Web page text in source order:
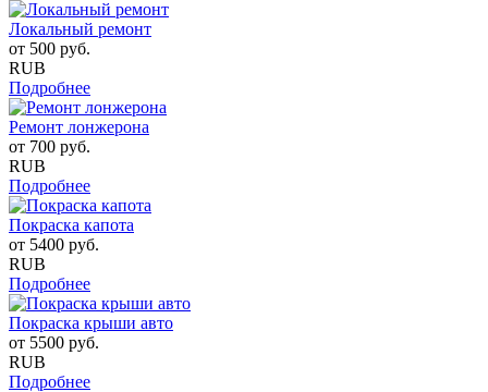
Локальный ремонт
от 500 руб.
RUB
Подробнее
Ремонт лонжерона
от 700 руб.
RUB
Подробнее
Покраска капота
от 5400 руб.
RUB
Подробнее
Покраска крыши авто
от 5500 руб.
RUB
Подробнее